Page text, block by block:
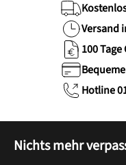
Versand
100
Hotline
Nichts mehr